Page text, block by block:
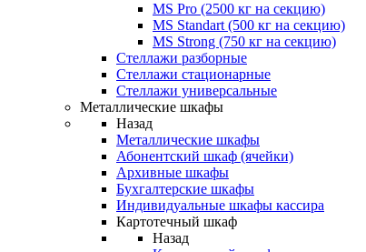
MS Pro (2500 кг на секцию)
MS Standart (500 кг на секцию)
MS Strong (750 кг на секцию)
Стеллажи разборные
Стеллажи стационарные
Стеллажи универсальные
Металлические шкафы
Назад
Металлические шкафы
Абонентский шкаф (ячейки)
Архивные шкафы
Бухгалтерские шкафы
Индивидуальные шкафы кассира
Картотечный шкаф
Назад